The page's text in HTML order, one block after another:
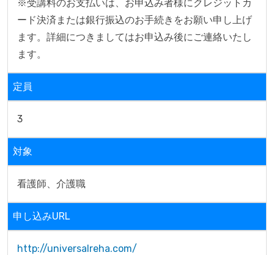
※受講料のお支払いは、お申込み者様にクレジットカ
ード決済または銀行振込のお手続きをお願い申し上げ
ます。詳細につきましてはお申込み後にご連絡いたし
ます。
定員
3
対象
看護師、介護職
申し込みURL
http://universalreha.com/